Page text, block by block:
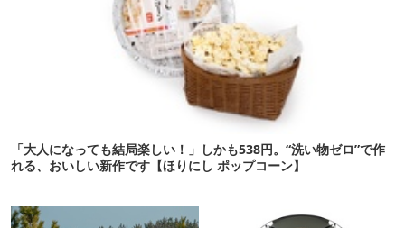
「大人になっても結局楽しい！」しかも538円。“洗い物ゼロ”で作
れる、おいしい新作です【ほりにし ポップコーン】